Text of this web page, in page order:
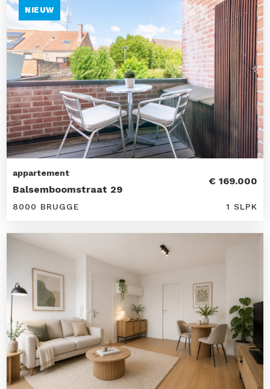
NIEUW
appartement
Balsemboomstraat 29
€ 169.000
8000 BRUGGE 1 SLPK